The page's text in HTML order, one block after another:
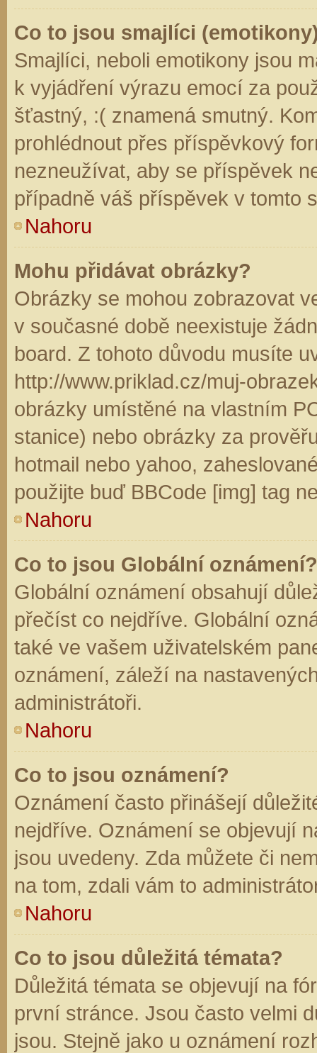
Co to jsou smajlíci
Smajlíci, neboli emotikony jsou
k vyjádření výrazu emocí za
šťastný, :( znamená smutný.
prohlédnout přes příspěvkový
nezneužívat, aby se příspěvek
případně váš příspěvek v tomto
Nahoru
Mohu přidávat obrázky?
Obrázky se mohou zobrazovat
v současné době neexistuje
board. Z tohoto důvodu musíte
http://www.priklad.cz/muj-
obrázky umístěné na vlastním
stanice) nebo obrázky za
hotmail nebo yahoo,
použijte buď BBCode [img] tag
Nahoru
Co to jsou Globální oznámení?
Globální oznámení obsahují
přečíst co nejdříve. Globální
také ve vašem uživatelském
oznámení, záleží na
administrátoři.
Nahoru
Co to jsou oznámení?
Oznámení často přinášejí
nejdříve. Oznámení se objevují
jsou uvedeny. Zda můžete či
na tom, zdali vám to
Nahoru
Co to jsou důležitá témata?
Důležitá témata se objevují na
první stránce. Jsou často velmi
jsou. Stejně jako u oznámení